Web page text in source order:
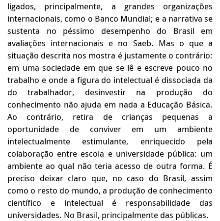
ligados, principalmente, a grandes organizações
internacionais, como o Banco Mundial; e a narrativa se
sustenta no péssimo desempenho do Brasil em
avaliações internacionais e no Saeb. Mas o que a
situação descrita nos mostra é justamente o contrário:
em uma sociedade em que se lê e escreve pouco no
trabalho e onde a figura do intelectual é dissociada da
do trabalhador, desinvestir na produção do
conhecimento não ajuda em nada a Educação Básica.
Ao contrário, retira de crianças pequenas a
oportunidade de conviver em um ambiente
intelectualmente estimulante, enriquecido pela
colaboração entre escola e universidade pública: um
ambiente ao qual não teria acesso de outra forma. É
preciso deixar claro que, no caso do Brasil, assim
como o resto do mundo, a produção de conhecimento
científico e intelectual é responsabilidade das
universidades. No Brasil, principalmente das públicas.